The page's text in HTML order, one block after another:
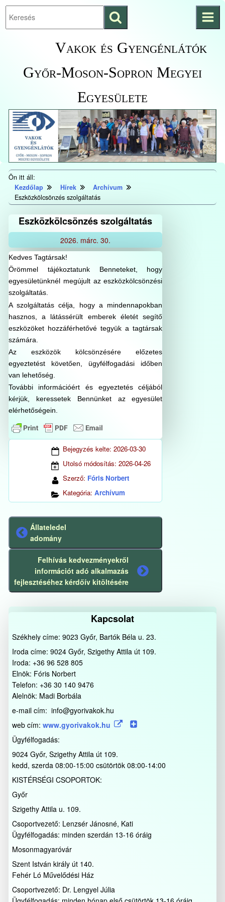
Ugrás a fő
KezdőlapraVakok és Gyengénlátók
Győr-Moson-Sopron Megyei
Egyesülete
Keresés
indítása
Ön itt áll:
Kezdőlap
Hírek
Archívum
Eszközkölcsönzés szolgáltatás
Eszközkölcsönzés szolgáltatás
2026. márc. 30.
Kedves Tagtársak!
Örömmel tájékoztatunk Benneteket, hogy
egyesületünknél megújult az eszközkölcsönzési
szolgáltatás.
A szolgáltatás célja, hogy a mindennapokban
hasznos, a látássérült emberek életét segítő
eszközöket hozzáférhetővé tegyük a tagtársak
számára.
Az eszközök kölcsönzésére előzetes
egyeztetést követően, ügyfélfogadási időben
van lehetőség.
További információért és egyeztetés céljából
kérjük, keressetek Bennünket az egyesület
elérhetőségein.
Bejegyzés kelte: 2026-03-30
Utolsó módosítás: 2026-04-26
Szerző: Fóris Norbert
Kategória: Archívum
Előző
bejegyzés
Állateledel
adomány
Következő
bejegyzés
Felhívás kedvezményekről
információt adó alkalmazás
fejlesztéséhez kérdőív kitöltésére
Kapcsolat
Székhely címe: 9023 Győr, Bartók Béla u. 23.
Iroda címe: 9024 Győr, Szigethy Attila út 109.
Iroda: +36 96 528 805
Elnök: Fóris Norbert
Telefon: +36 30 140 9476
Alelnök: Madi Borbála
e-mail cím: info@gyorivakok.hu
web cím: www.gyorivakok.hu
Ügyfélfogadás:
9024 Győr, Szigethy Attila út 109.
kedd, szerda 08:00-15:00 csütörtök 08:00-14:00
KISTÉRSÉGI CSOPORTOK:
Győr
Szigethy Attila u. 109.
Csoportvezető: Lenzsér Jánosné, Kati
Ügyfélfogadás: minden szerdán 13-16 óráig
Mosonmagyaróvár
Szent István király út 140.
Fehér Ló Művelődési Ház
Csoportvezető: Dr. Lengyel Júlia